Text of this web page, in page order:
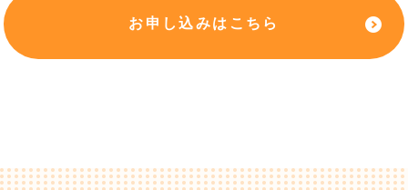
お申し込みはこちら